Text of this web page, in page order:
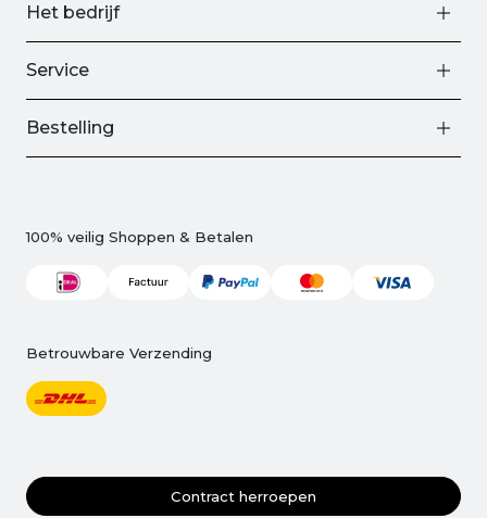
Het bedrijf
Service
Bestelling
100% veilig Shoppen & Betalen
Betrouwbare Verzending
Contract herroepen